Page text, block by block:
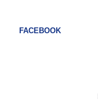
FACEBOOK